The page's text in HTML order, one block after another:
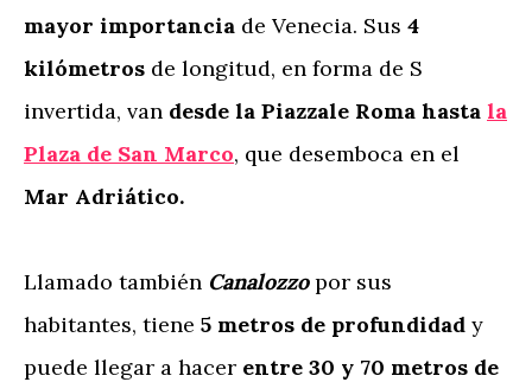
mayor importancia de Venecia. Sus 4
kilómetros de longitud, en forma de S
invertida, van desde la Piazzale Roma hasta la
Plaza de San Marco, que desemboca en el
Mar Adriático.
Llamado también Canalozzopor sus
habitantes, tiene 5 metros de profundidad y
puede llegar a hacer entre 30 y 70 metros de